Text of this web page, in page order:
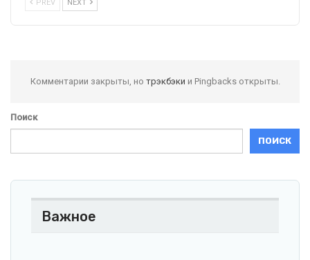
PREV NEXT
Комментарии закрыты, но трэкбэки и Pingbacks открыты.
Поиск
ПОИСК
Важное